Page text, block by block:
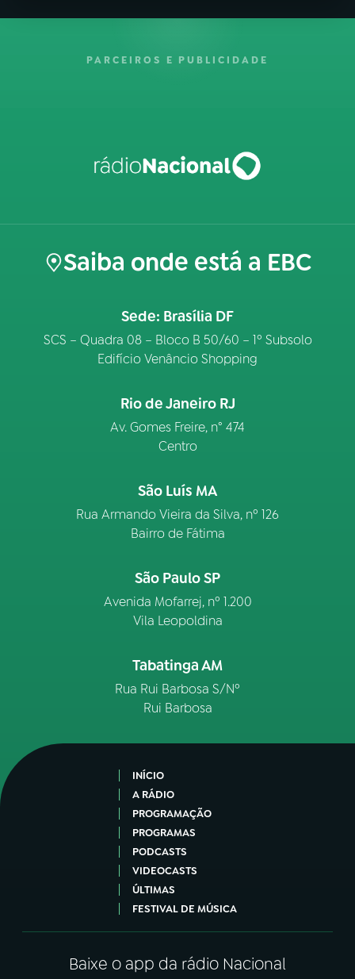
PARCEIROS E PUBLICIDADE
Saiba onde está a EBC
Sede: Brasília DF
SCS – Quadra 08 – Bloco B 50/60 – 1º Subsolo
Edifício Venâncio Shopping
Rio de Janeiro RJ
Av. Gomes Freire, n° 474
Centro
São Luís MA
Rua Armando Vieira da Silva, nº 126
Bairro de Fátima
São Paulo SP
Avenida Mofarrej, nº 1.200
Vila Leopoldina
Tabatinga AM
Rua Rui Barbosa S/Nº
Rui Barbosa
INÍCIO
A RÁDIO
PROGRAMAÇÃO
PROGRAMAS
PODCASTS
VIDEOCASTS
ÚLTIMAS
FESTIVAL DE MÚSICA
Baixe o app da rádio Nacional